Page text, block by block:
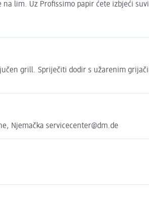
lim. Uz Profissimo papir ćete izbjeći
grill. Spriječiti dodir s užarenim
Njemačka servicecenter@dm.de